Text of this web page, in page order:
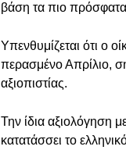
βάση τα πιο πρόσφατα
Υπενθυμίζεται ότι ο
περασμένο Απρίλιο,
αξιοπιστίας.
Την ίδια αξιολόγηση
κατατάσσει το